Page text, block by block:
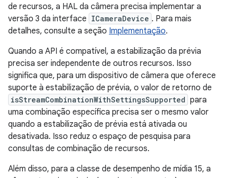
de recursos, a HAL da câmera precisa implementar a
versão 3 da interface ICameraDevice . Para mais
detalhes, consulte a seção Implementação.
Quando a API é compatível, a estabilização da prévia
precisa ser independente de outros recursos. Isso
significa que, para um dispositivo de câmera que oferece
suporte à estabilização de prévia, o valor de retorno de
isStreamCombinationWithSettingsSupported para
uma combinação específica precisa ser o mesmo valor
quando a estabilização de prévia está ativada ou
desativada. Isso reduz o espaço de pesquisa para
consultas de combinação de recursos.
Além disso, para a classe de desempenho de mídia 15, a